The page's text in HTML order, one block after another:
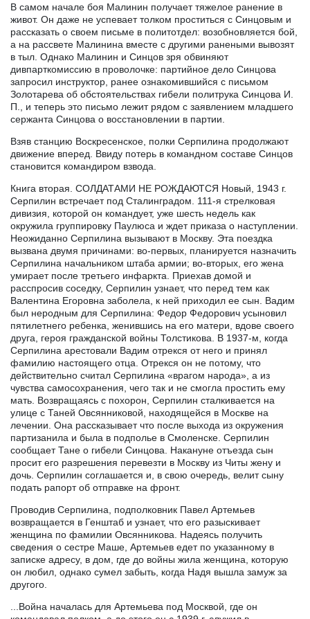
В самом начале боя Малинин получает тяжелое ранение в
живот. Он даже не успевает толком проститься с Синцовым и
рассказать о своем письме в политотдел: возобновляется бой,
а на рассвете Малинина вместе с другими ранеными вывозят
в тыл. Однако Малинин и Синцов зря обвиняют
дивпарткомиссию в проволочке: партийное дело Синцова
запросил инструктор, ранее ознакомившийся с письмом
Золотарева об обстоятельствах гибели политрука Синцова И.
П., и теперь это письмо лежит рядом с заявлением младшего
сержанта Синцова о восстановлении в партии.
Взяв станцию Воскресенское, полки Серпилина продолжают
движение вперед. Ввиду потерь в командном составе Синцов
становится командиром взвода.
Книга вторая. СОЛДАТАМИ НЕ РОЖДАЮТСЯ Новый, 1943 г.
Серпилин встречает под Сталинградом. 111-я стрелковая
дивизия, которой он командует, уже шесть недель как
окружила группировку Паулюса и ждет приказа о наступлении.
Неожиданно Серпилина вызывают в Москву. Эта поездка
вызвана двумя причинами: во-первых, планируется назначить
Серпилина начальником штаба армии; во-вторых, его жена
умирает после третьего инфаркта. Приехав домой и
расспросив соседку, Серпилин узнает, что перед тем как
Валентина Егоровна заболела, к ней приходил ее сын. Вадим
был неродным для Серпилина: Федор Федорович усыновил
пятилетнего ребенка, женившись на его матери, вдове своего
друга, героя гражданской войны Толстикова. В 1937-м, когда
Серпилина арестовали Вадим отрекся от него и принял
фамилию настоящего отца. Отрекся он не потому, что
действительно считал Серпилина «врагом народа», а из
чувства самосохранения, чего так и не смогла простить ему
мать. Возвращаясь с похорон, Серпилин сталкивается на
улице с Таней Овсянниковой, находящейся в Москве на
лечении. Она рассказывает что после выхода из окружения
партизанила и была в подполье в Смоленске. Серпилин
сообщает Тане о гибели Синцова. Накануне отъезда сын
просит его разрешения перевезти в Москву из Читы жену и
дочь. Серпилин соглашается и, в свою очередь, велит сыну
подать рапорт об отправке на фронт.
Проводив Серпилина, подполковник Павел Артемьев
возвращается в Генштаб и узнает, что его разыскивает
женщина по фамилии Овсянникова. Надеясь получить
сведения о сестре Маше, Артемьев едет по указанному в
записке адресу, в дом, где до войны жила женщина, которую
он любил, однако сумел забыть, когда Надя вышла замуж за
другого.
...Война началась для Артемьева под Москвой, где он